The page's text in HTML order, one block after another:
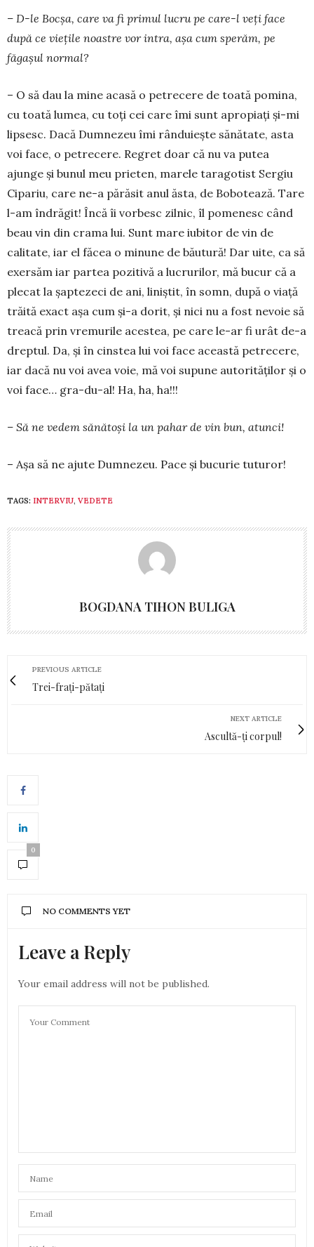
– D-le Bocșa, care va fi primul lucru pe care-l veți face
după ce vieţile noastre vor intra, aşa cum sperăm, pe
făgaşul normal?
– O să dau la mine acasă o petrecere de toată pomina,
cu toată lumea, cu toţi cei care îmi sunt apropiaţi şi-mi
lipsesc. Dacă Dumnezeu îmi rân­duieşte sănătate, asta
voi face, o petrecere. Regret doar că nu va putea
ajunge și bunul meu prieten, marele taragotist Sergiu
Cipariu, care ne-a părăsit anul ăsta, de Bobotează. Tare
l-am îndrăgit! Încă îi vorbesc zilnic, îl pomenesc când
beau vin din crama lui. Sunt mare iubitor de vin de
calitate, iar el făcea o minune de băutură! Dar uite, ca să
exersăm iar partea pozitivă a lucrurilor, mă bucur că a
plecat la şaptezeci de ani, liniştit, în somn, după o viaţă
trăită exact aşa cum şi-a dorit, şi nici nu a fost nevoie să
treacă prin vremurile acestea, pe care le-ar fi urât de-a
dreptul. Da, şi în cinstea lui voi face această petrecere,
iar dacă nu voi avea voie, mă voi supune autorităţilor şi o
voi face… gra-du-al! Ha, ha, ha!!!
– Să ne vedem sănătoşi la un pahar de vin bun, atunci!
– Aşa să ne ajute Dumnezeu. Pace şi bucurie tuturor!
TAGS: INTERVIU, VEDETE
BOGDANA TIHON BULIGA
PREVIOUS ARTICLE
Trei-frați-pătați
NEXT ARTICLE
Ascultă-ți corpul!
0
NO COMMENTS YET
Leave a Reply
Your email address will not be published.